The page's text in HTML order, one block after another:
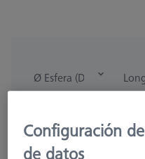
Ø Esfera (DK)
Configuración
de datos